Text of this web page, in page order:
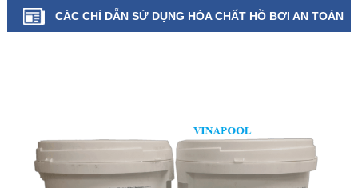
CÁC CHỈ DẪN SỬ DỤNG HÓA CHẤT HỒ BƠI AN TOÀN